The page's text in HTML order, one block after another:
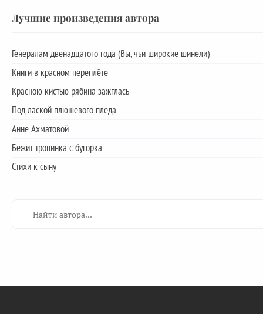
Лучшие произведения автора
Генералам двенадцатого года (Вы, чьи широкие шинели)
Книги в красном переплёте
Красною кистью рябина зажглась
Под лаской плюшевого пледа
Анне Ахматовой
Бежит тропинка с бугорка
Стихи к сыну